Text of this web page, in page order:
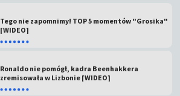
Tego nie zapomnimy! TOP 5 momentów "Grosika"
[WIDEO]
Ronaldo nie pomógł, kadra Beenhakkera
zremisowała w Lizbonie [WIDEO]